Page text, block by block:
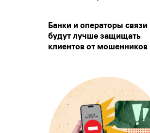
Банки и операторы связи
будут лучше защищать
клиентов от мошенников